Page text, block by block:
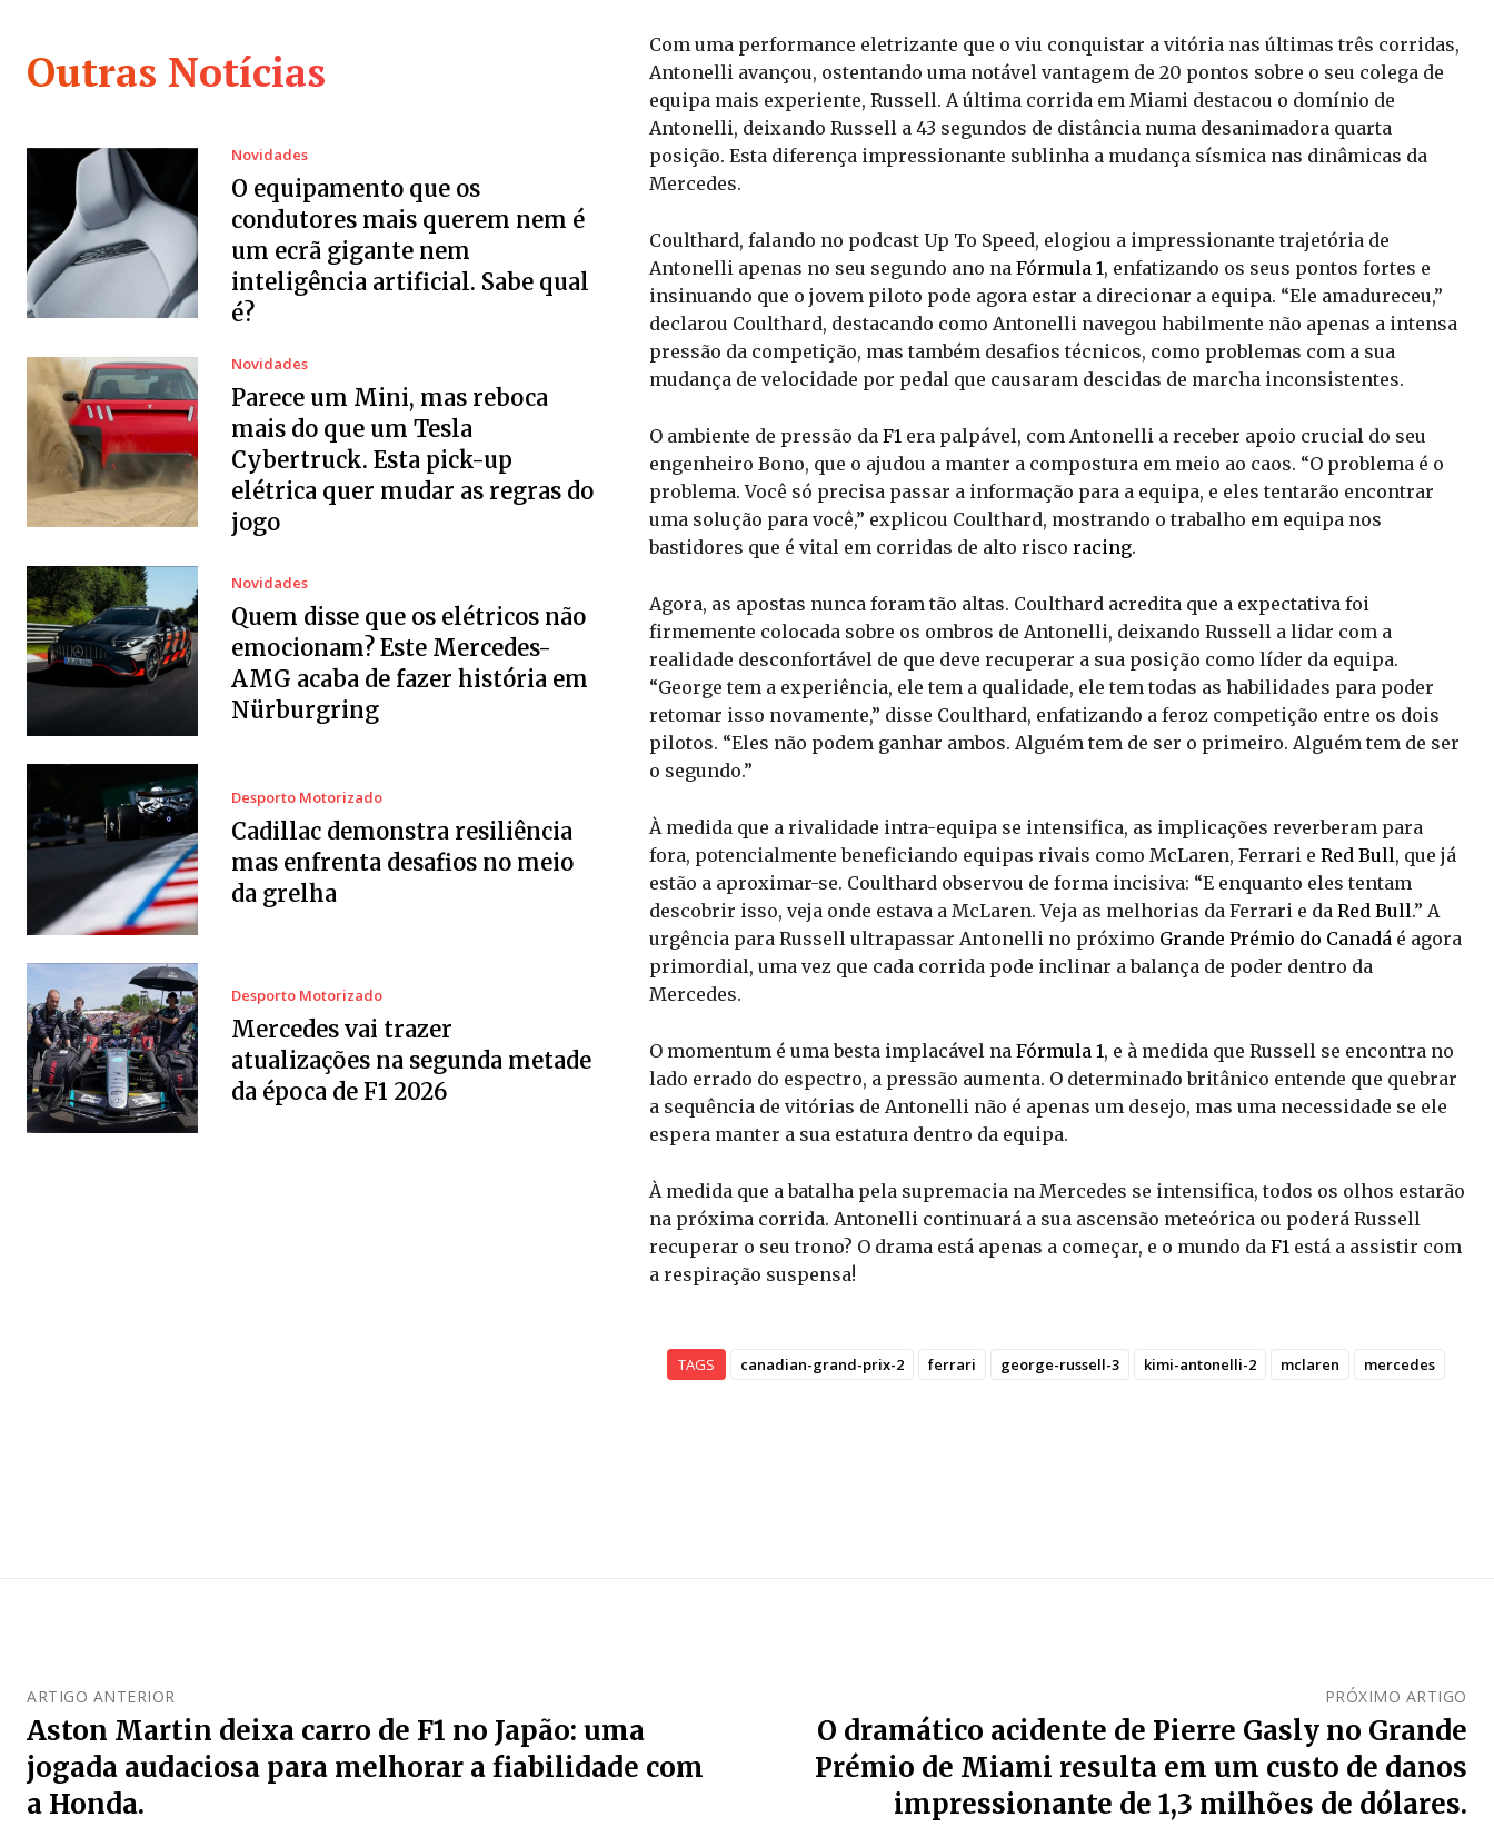
Outras Notícias
Novidades
O equipamento que os
condutores mais querem nem é
um ecrã gigante nem
inteligência artificial. Sabe qual
é?
Novidades
Parece um Mini, mas reboca
mais do que um Tesla
Cybertruck. Esta pick-up
elétrica quer mudar as regras do
jogo
Novidades
Quem disse que os elétricos não
emocionam? Este Mercedes-
AMG acaba de fazer história em
Nürburgring
Desporto Motorizado
Cadillac demonstra resiliência
mas enfrenta desafios no meio
da grelha
Desporto Motorizado
Mercedes vai trazer
atualizações na segunda metade
da época de F1 2026
Com uma performance eletrizante que o viu conquistar a vitória nas últimas três corridas,
Antonelli avançou, ostentando uma notável vantagem de 20 pontos sobre o seu colega de
equipa mais experiente, Russell. A última corrida em Miami destacou o domínio de
Antonelli, deixando Russell a 43 segundos de distância numa desanimadora quarta
posição. Esta diferença impressionante sublinha a mudança sísmica nas dinâmicas da
Mercedes.
Coulthard, falando no podcast Up To Speed, elogiou a impressionante trajetória de
Antonelli apenas no seu segundo ano na Fórmula 1, enfatizando os seus pontos fortes e
insinuando que o jovem piloto pode agora estar a direcionar a equipa. “Ele amadureceu,”
declarou Coulthard, destacando como Antonelli navegou habilmente não apenas a intensa
pressão da competição, mas também desafios técnicos, como problemas com a sua
mudança de velocidade por pedal que causaram descidas de marcha inconsistentes.
O ambiente de pressão da F1 era palpável, com Antonelli a receber apoio crucial do seu
engenheiro Bono, que o ajudou a manter a compostura em meio ao caos. “O problema é o
problema. Você só precisa passar a informação para a equipa, e eles tentarão encontrar
uma solução para você,” explicou Coulthard, mostrando o trabalho em equipa nos
bastidores que é vital em corridas de alto risco racing.
Agora, as apostas nunca foram tão altas. Coulthard acredita que a expectativa foi
firmemente colocada sobre os ombros de Antonelli, deixando Russell a lidar com a
realidade desconfortável de que deve recuperar a sua posição como líder da equipa.
“George tem a experiência, ele tem a qualidade, ele tem todas as habilidades para poder
retomar isso novamente,” disse Coulthard, enfatizando a feroz competição entre os dois
pilotos. “Eles não podem ganhar ambos. Alguém tem de ser o primeiro. Alguém tem de ser
o segundo.”
À medida que a rivalidade intra-equipa se intensifica, as implicações reverberam para
fora, potencialmente beneficiando equipas rivais como McLaren, Ferrari e Red Bull, que já
estão a aproximar-se. Coulthard observou de forma incisiva: “E enquanto eles tentam
descobrir isso, veja onde estava a McLaren. Veja as melhorias da Ferrari e da Red Bull.” A
urgência para Russell ultrapassar Antonelli no próximo Grande Prémio do Canadá é agora
primordial, uma vez que cada corrida pode inclinar a balança de poder dentro da
Mercedes.
O momentum é uma besta implacável na Fórmula 1, e à medida que Russell se encontra no
lado errado do espectro, a pressão aumenta. O determinado britânico entende que quebrar
a sequência de vitórias de Antonelli não é apenas um desejo, mas uma necessidade se ele
espera manter a sua estatura dentro da equipa.
À medida que a batalha pela supremacia na Mercedes se intensifica, todos os olhos estarão
na próxima corrida. Antonelli continuará a sua ascensão meteórica ou poderá Russell
recuperar o seu trono? O drama está apenas a começar, e o mundo da F1 está a assistir com
a respiração suspensa!
TAGS canadian-grand-prix-2 ferrari george-russell-3 kimi-antonelli-2 mclaren mercedes
ARTIGO ANTERIOR
Aston Martin deixa carro de F1 no Japão: uma
jogada audaciosa para melhorar a fiabilidade com
a Honda.
PRÓXIMO ARTIGO
O dramático acidente de Pierre Gasly no Grande
Prémio de Miami resulta em um custo de danos
impressionante de 1,3 milhões de dólares.